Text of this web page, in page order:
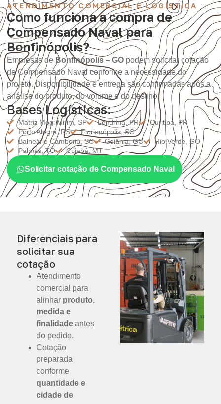
ATENDIMENTO COMERCIAL E LOGÍSTICA
Como funciona a compra de
Compensado Naval para
Bonfinópolis?
Empresas de Bonfinópolis – GO podem solicitar cotação
de Compensado Naval conforme a necessidade do
projeto. Disponibilidade e entrega são confirmadas após a
análise do produto, do volume e do destino.
Bases Logísticas:
Matriz Mogi Mirim, SP Londrina, PR
Curitiba, PR
Porto Alegre, RS
Florianópolis, SC
Balneário Camboriú, SC
Goiânia, GO
Rio Verde, GO
Palmas, TO
Cuiabá, MT
Solicitar cotação de Compensado Naval
Diferenciais para
solicitar sua
cotação
Atendimento
comercial para
alinhar produto,
medida e
finalidade antes
do pedido.
Cotação
preparada
conforme
quantidade e
cidade de